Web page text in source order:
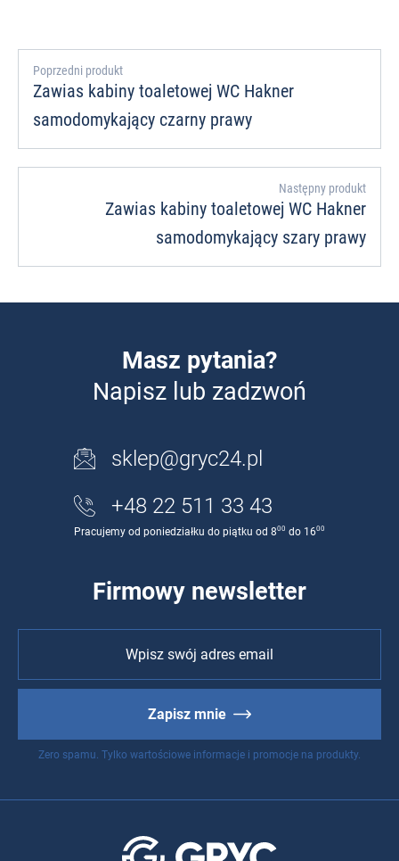
Poprzedni produkt
Zawias kabiny toaletowej WC Hakner
samodomykający czarny prawy
Następny produkt
Zawias kabiny toaletowej WC Hakner
samodomykający szary prawy
Masz pytania?
Napisz lub zadzwoń
sklep@gryc24.pl
+48 22 511 33 43
Pracujemy od poniedziałku do piątku od 800 do 1600
Firmowy newsletter
Zapisz mnie
Zero spamu. Tylko wartościowe informacje i promocje na produkty.